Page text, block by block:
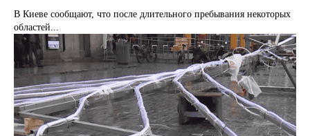
В Киеве сообщают, что после длительного пребывания некоторых
областей...